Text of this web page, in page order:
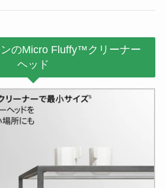
のMicro Fluffy™クリーナー
ヘッド